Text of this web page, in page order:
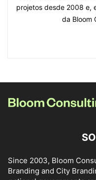
projetos desde 2008 e,
da Bloom
Since 2003, Bloom
Branding and City